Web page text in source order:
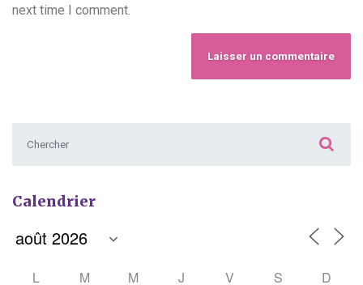
next time I comment.
Calendrier
L M M J V S D